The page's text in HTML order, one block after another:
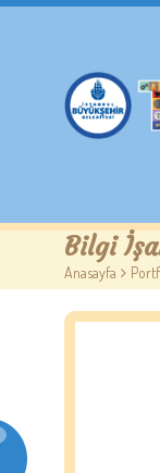
Bilgi
Anasayfa >